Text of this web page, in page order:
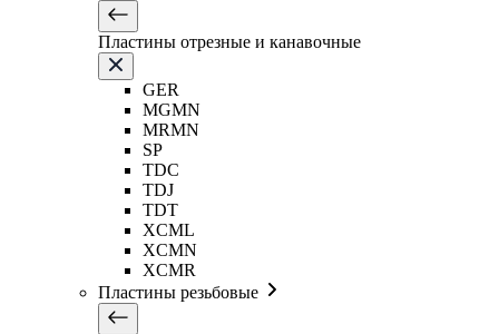
Пластины отрезные и канавочные
GER
MGMN
MRMN
SP
TDC
TDJ
TDT
XCML
XCMN
XCMR
Пластины резьбовые